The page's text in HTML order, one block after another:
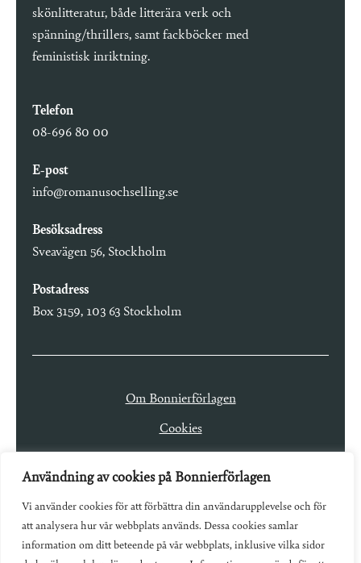
Användning av cookies på Bonnierförlagen
Vi använder cookies för att förbättra din användarupplevelse och för
att analysera hur vår webbplats används. Dessa cookies samlar
information om ditt beteende på vår webbplats, inklusive vilka sidor
skönlitteratur, både litterära verk och
spänning/thrillers, samt fackböcker med
feministisk inriktning.
Telefon
08-696 80 00
E-post
info@romanusochselling.se
Besöksadress
Sveavägen 56, Stockholm
Postadress
Box 3159, 103 63 Stockholm
Om Bonnierförlagen
Cookies